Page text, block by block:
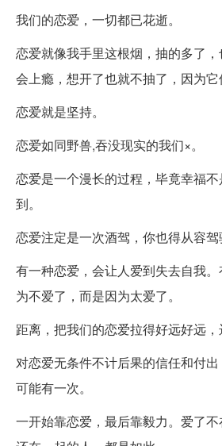
我们的恋爱，一切都已花逝。
恋爱就像我手里这根烟，抽的多了
会上瘾，想开了也就不抽了，因为它
恋爱就是坚持。
恋爱如同野兽,吞没现实的我们×。
恋爱是一个漫长的过程，毕竟幸福
到。
恋爱注定是一次酒驾，你也得从容驾
有一种恋爱，会让人爱到失去自我
为不爱了，而是因为太爱了。
距离，把我们的恋爱拉得好远好远，
对恋爱无条件不计后果的信任和付
可能有一次。
一开始靠恋爱，最后靠毅力。爱了